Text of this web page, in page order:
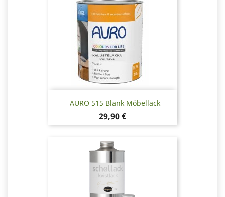
AURO 515 Blank Möbellack
Pris
29,90 €